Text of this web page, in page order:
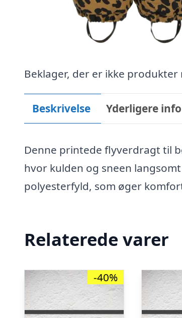
Beklager, der er ikke
Beskrivelse Yderligere
Denne printede flyverdragt til
hvor kulden og sneen
polyesterfyld, som øger
Relaterede varer
-40%